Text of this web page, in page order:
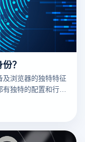
？
浏览器的独特特征
独特的配置和行为
利用先进技术，结
账户管理提供高安